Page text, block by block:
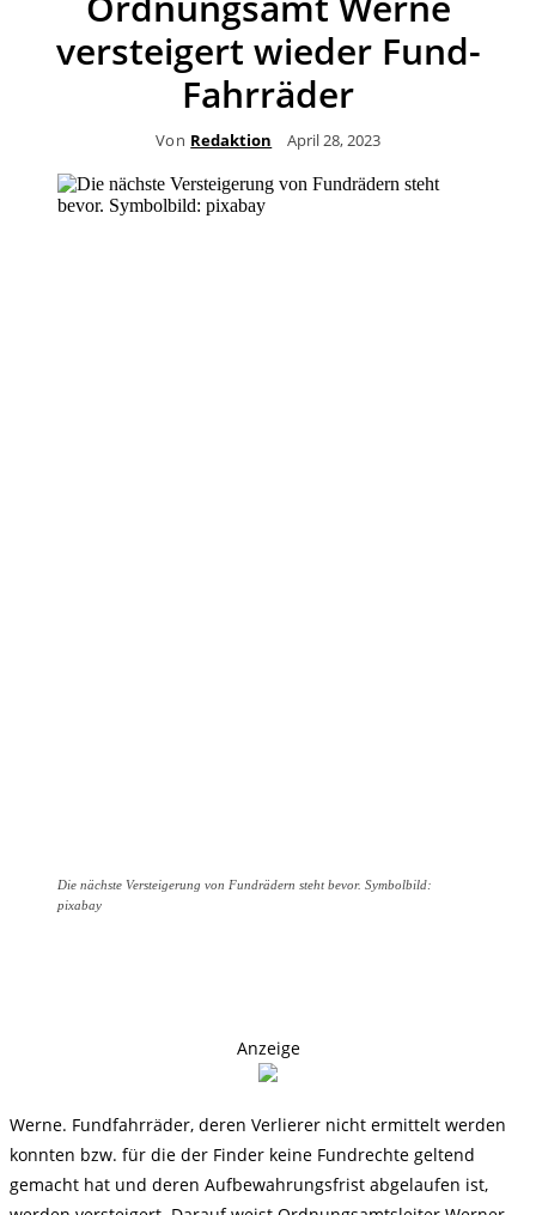
versteigert wieder Fund-
Fahrräder
Von Redaktion April 28, 2023
Die nächste Versteigerung von Fundrädern steht bevor. Symbolbild:
pixabay
Anzeige
Werne. Fundfahrräder, deren Verlierer nicht ermittelt werden
konnten bzw. für die der Finder keine Fundrechte geltend
gemacht hat und deren Aufbewahrungsfrist abgelaufen ist,